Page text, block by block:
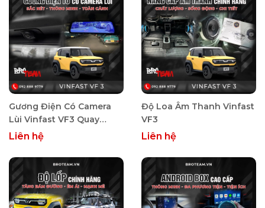
Gương Điện Có Camera
Lùi Vinfast VF3 Quay
Trước Sau
Liên hệ
Độ Loa Âm Thanh Vinfast
VF3
Liên hệ